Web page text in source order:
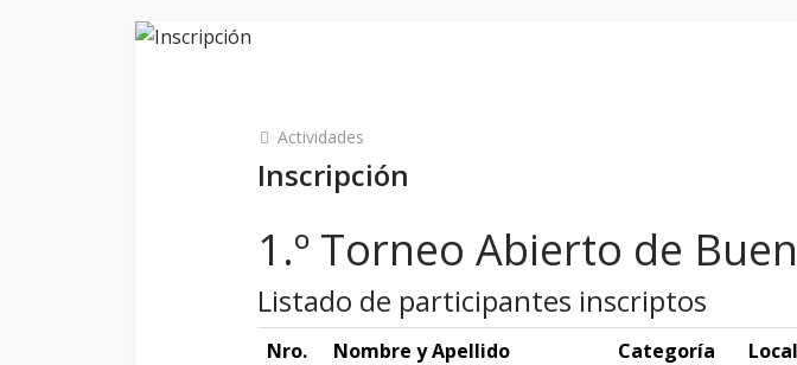
Actividades
Inscripción
1.º Torneo Abierto de
Listado de participantes inscriptos
Nro. Nombre y Apellido Categoría